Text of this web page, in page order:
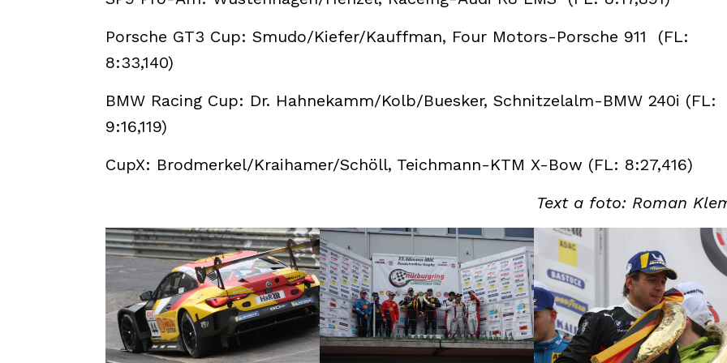
Porsche GT3 Cup: Smudo/Kiefer/Kauffman, Four Motors-Porsche 911 (FL:
8:33,140)
BMW Racing Cup: Dr. Hahnekamm/Kolb/Buesker, Schnitzelalm-BMW 240i (FL:
9:16,119)
CupX: Brodmerkel/Kraihamer/Schöll, Teichmann-KTM X-Bow (FL: 8:27,416)
Text a foto: Roman